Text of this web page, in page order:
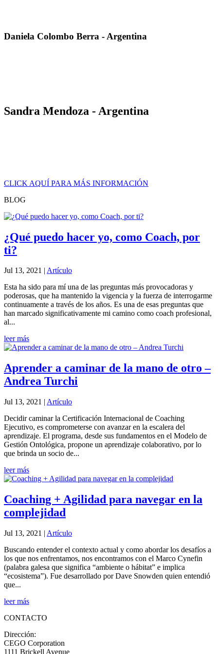
Daniela Colombo Berra - Argentina
Sandra Mendoza - Argentina
CLICK AQUÍ PARA MÁS INFORMACIÓN
BLOG
¿Qué puedo hacer yo, como Coach, por
ti?
Jul 13, 2021 | Artículo
Esta ha sido para mí una de las preguntas más provocadoras y
poderosas, que ha mantenido la vigencia y la fuerza de interrogarme
continuamente a través de los años. Es una de esas preguntas que
han marcado significativamente mi camino como coach profesional,
al...
leer más
Aprender a caminar de la mano de otro –
Andrea Turchi
Jul 13, 2021 | Artículo
Decidir caminar la Certificación Internacional de Coaching
Ejecutivo, es comprometerse con avanzar en la escalera del
aprendizaje. El programa, desde sus fundamentos en el Modelo de
Gestión Ontológica, propone un aprendizaje colaborativo, por lo
que brinda un socio de...
leer más
Coaching + Agilidad para navegar en la
complejidad
Jul 13, 2021 | Artículo
Buscando entender el contexto actual y como abordar los desafíos a
los que nos enfrentamos, nos encontramos con el Marco Cynefin
(palabra galesa que significa “ambiente o hábitat” e implica
“ecosistema”). Fue desarrollado por Dave Snowden quien entendió
que...
leer más
CONTACTO
Dirección:
CEGO Corporation
1111 Brickell Avenue